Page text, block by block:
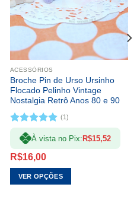
de troca
ACESSÓRIOS
Broche Pin de Urso Ursinho
Flocado Pelinho Vintage
Nostalgia Retrô Anos 80 e 90
Avaliação
5.00de 5
(1)
À vista no Pix:R$15,52
R$16,00
VER OPÇÕES